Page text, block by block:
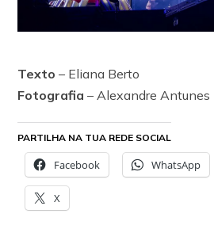
Texto – Eliana Berto
Fotografia – Alexandre
PARTILHA NA TUA REDE SOCIAL
Facebook WhatsApp
X